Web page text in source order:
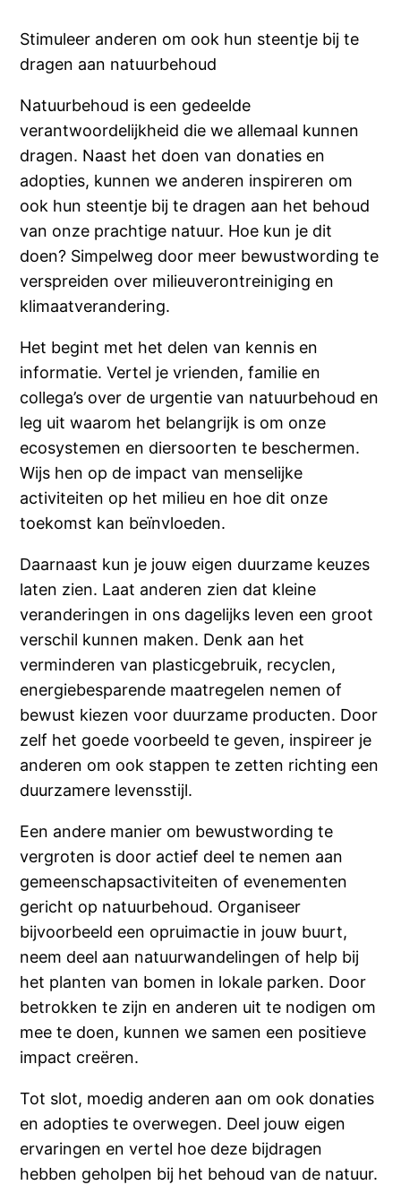
Stimuleer anderen om ook hun steentje bij te
dragen aan natuurbehoud
Natuurbehoud is een gedeelde
verantwoordelijkheid die we allemaal kunnen
dragen. Naast het doen van donaties en
adopties, kunnen we anderen inspireren om
ook hun steentje bij te dragen aan het behoud
van onze prachtige natuur. Hoe kun je dit
doen? Simpelweg door meer bewustwording te
verspreiden over milieuverontreiniging en
klimaatverandering.
Het begint met het delen van kennis en
informatie. Vertel je vrienden, familie en
collega’s over de urgentie van natuurbehoud en
leg uit waarom het belangrijk is om onze
ecosystemen en diersoorten te beschermen.
Wijs hen op de impact van menselijke
activiteiten op het milieu en hoe dit onze
toekomst kan beïnvloeden.
Daarnaast kun je jouw eigen duurzame keuzes
laten zien. Laat anderen zien dat kleine
veranderingen in ons dagelijks leven een groot
verschil kunnen maken. Denk aan het
verminderen van plasticgebruik, recyclen,
energiebesparende maatregelen nemen of
bewust kiezen voor duurzame producten. Door
zelf het goede voorbeeld te geven, inspireer je
anderen om ook stappen te zetten richting een
duurzamere levensstijl.
Een andere manier om bewustwording te
vergroten is door actief deel te nemen aan
gemeenschapsactiviteiten of evenementen
gericht op natuurbehoud. Organiseer
bijvoorbeeld een opruimactie in jouw buurt,
neem deel aan natuurwandelingen of help bij
het planten van bomen in lokale parken. Door
betrokken te zijn en anderen uit te nodigen om
mee te doen, kunnen we samen een positieve
impact creëren.
Tot slot, moedig anderen aan om ook donaties
en adopties te overwegen. Deel jouw eigen
ervaringen en vertel hoe deze bijdragen
hebben geholpen bij het behoud van de natuur.